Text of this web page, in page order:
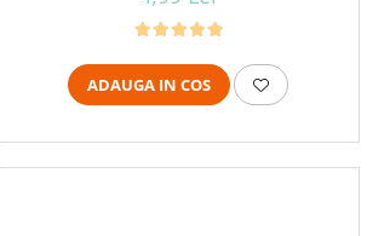
ADAUGA IN COS